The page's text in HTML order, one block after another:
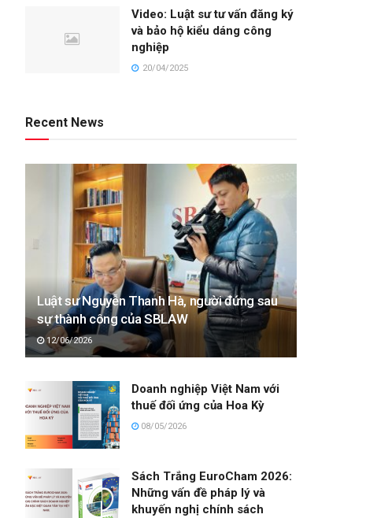
Video: Luật sư tư vấn đăng ký
và bảo hộ kiểu dáng công
nghiệp
20/04/2025
Recent News
Luật sư Nguyễn Thanh Hà, người đứng sau
sự thành công của SBLAW
12/06/2026
Doanh nghiệp Việt Nam với
thuế đối ứng của Hoa Kỳ
08/05/2026
Sách Trắng EuroCham 2026:
Những vấn đề pháp lý và
khuyến nghị chính sách